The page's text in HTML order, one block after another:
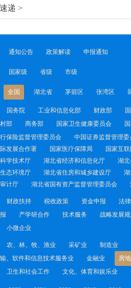
递 >
通知公告 政策解读 申报通知
国家级 省级 市级
全国 湖北省 茅箭区 张湾区
国务院 工业和信息化部 财政部
部
商务部 国家卫生健康委员会
保险监督管理委员会
中国证券监督管理委
发展合作署
国家医疗保障局
国家互
学技术厅
湖北省经济和信息化厅
湖
态环境厅
湖北省住房和城乡建设厅
计厅
湖北省国有资产监督管理委员会
财政扶持 税收政策 资金申报
法
产学研合作 技术服务
战略发展
小微企业
农、林、牧、渔业 采矿业
制造业
、软件和信息技术服务业
金融业
房
卫生和社会工作 文化、体育和娱乐业